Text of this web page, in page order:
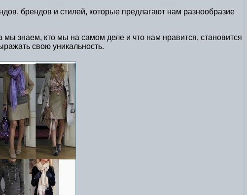
брендов и стилей, которые предлагают нам разнообразие
знаем, кто мы на самом деле и что нам нравится, становится
свою уникальность.